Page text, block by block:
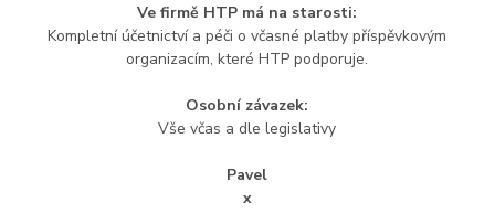
Ve firmě HTP má na starosti:
Kompletní účetnictví a péči o včasné platby příspěvkovým
organizacím, které HTP podporuje.
Osobní závazek:
Vše včas a dle legislativy
Pavel
x